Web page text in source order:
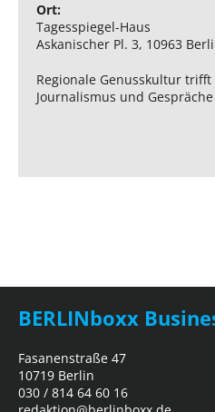
Ort:
Tagesspiegel-Haus
Askanischer Pl. 3, 10963
Regionale Genusskultur
Journalismus und
BERLINboxx
Fasanenstraße 47
10719 Berlin
030 / 814 64 60 16